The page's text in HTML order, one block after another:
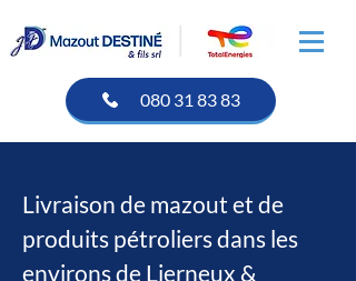
080 31 83 83
Livraison de mazout et de
produits pétroliers dans les
environs de Lierneux &